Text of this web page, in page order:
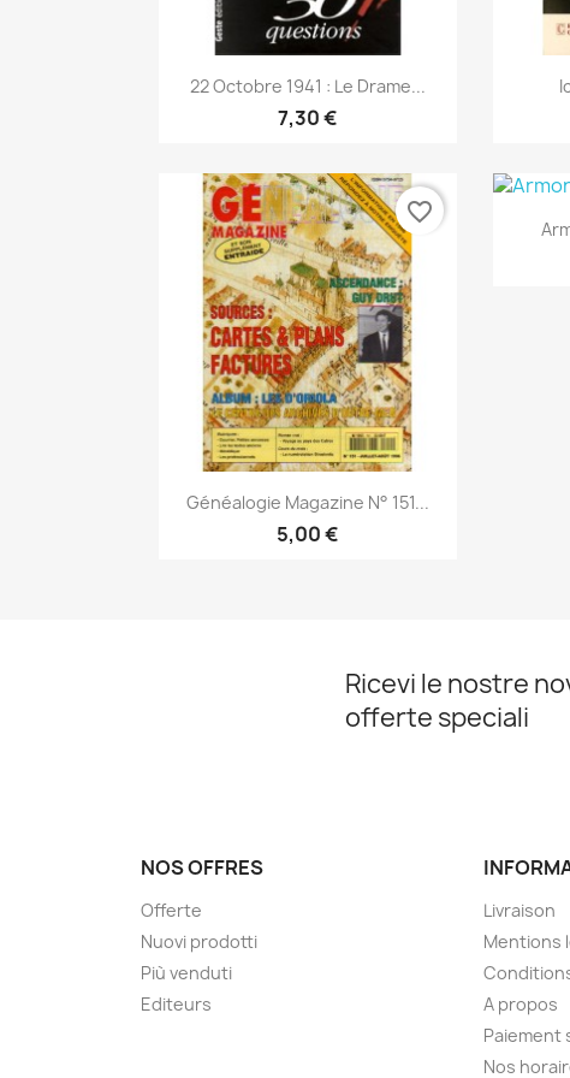
Anteprima
22 Octobre 1941 : Le Drame...
7,30 €
Anteprima
Généalogie Magazine N° 151...
5,00 €
favorite_border
Ricevi le nostre
offerte speciali
NOS OFFRES
Offerte
Nuovi prodotti
Più venduti
Editeurs
Livraison
Mentions
A propos
Paiement
Nos